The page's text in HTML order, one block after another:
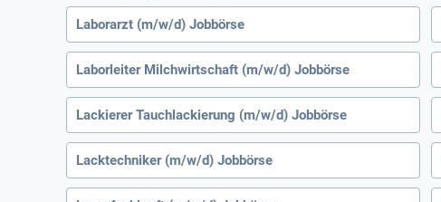
Laborarzt (m/w/d) Jobbörse
Laborleiter Milchwirtschaft (m/w/d) Jobbörse
Lackierer Tauchlackierung (m/w/d) Jobbörse
Lacktechniker (m/w/d) Jobbörse